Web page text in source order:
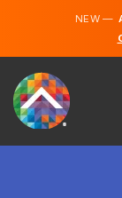
NEW —